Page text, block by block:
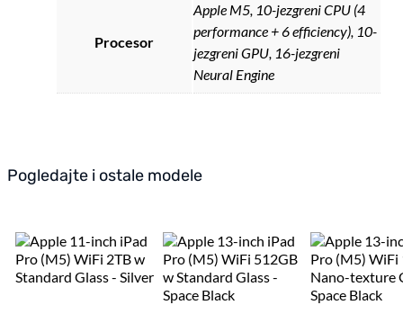
Procesor
Apple M5, 10-jezgreni CPU (4
performance + 6 efficiency), 10-
jezgreni GPU, 16-jezgreni
Neural Engine
Pogledajte i ostale modele